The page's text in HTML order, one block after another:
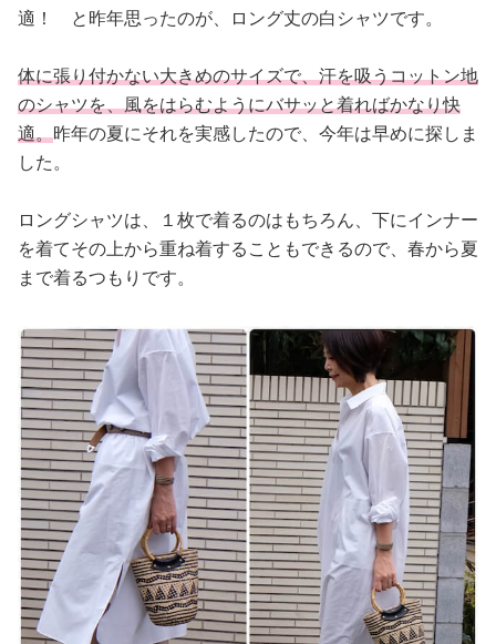
適！ と昨年思ったのが、ロング丈の白シャツです。
体に張り付かない大きめのサイズで、汗を吸うコットン地
のシャツを、風をはらむようにバサッと着ればかなり快
適。昨年の夏にそれを実感したので、今年は早めに探しま
した。
ロングシャツは、１枚で着るのはもちろん、下にインナー
を着てその上から重ね着することもできるので、春から夏
まで着るつもりです。